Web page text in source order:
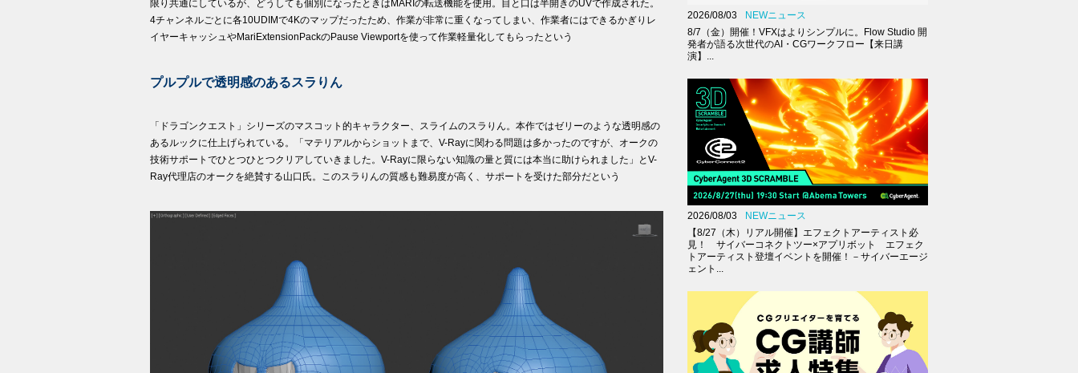
限り共通にしているが、どうしても個別になったときはMARIの転送機能を使用。目と口は半開きのUVで作成された。
4チャンネルごとに各10UDIMで4Kのマップだったため、作業が非常に重くなってしまい、作業者にはできるかぎりレ
イヤーキャッシュやMariExtensionPackのPause Viewportを使って作業軽量化してもらったという
プルプルで透明感のあるスラりん
「ドラゴンクエスト」シリーズのマスコット的キャラクター、スライムのスラりん。本作ではゼリーのような透明感の
あるルックに仕上げられている。「マテリアルからショットまで、V-Rayに関わる問題は多かったのですが、オークの
技術サポートでひとつひとつクリアしていきました。V-Rayに限らない知識の量と質には本当に助けられました」とV-
Ray代理店のオークを絶賛する山口氏。このスラりんの質感も難易度が高く、サポートを受けた部分だという
2026/08/03
NEWニュース
8/7（金）開催！VFXはよりシンプルに。Flow Studio 開
発者が語る次世代のAI・CGワークフロー【来日講
演】...
2026/08/03
NEWニュース
【8/27（木）リアル開催】エフェクトアーティスト必
見！ サイバーコネクトツー×アプリボット エフェク
トアーティスト登壇イベントを開催！－サイバーエージ
ェント...